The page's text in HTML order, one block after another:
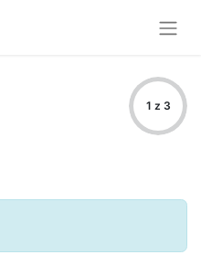
1 z 3